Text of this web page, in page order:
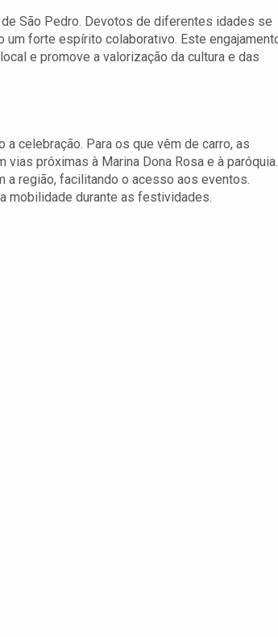
São Pedro. Devotos de diferentes idades se
um forte espírito colaborativo. Este
e promove a valorização da cultura e das
celebração. Para os que vêm de carro, as
próximas à Marina Dona Rosa e à paróquia.
a região, facilitando o acesso aos eventos.
mobilidade durante as festividades.